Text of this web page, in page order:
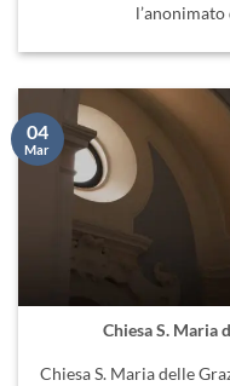
l’anonimato
Chiesa S. Maria
Chiesa S. Maria delle
04
Mar